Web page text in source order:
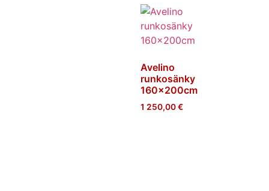
Avelino
runkosänky
160x200cm
1 250,00€